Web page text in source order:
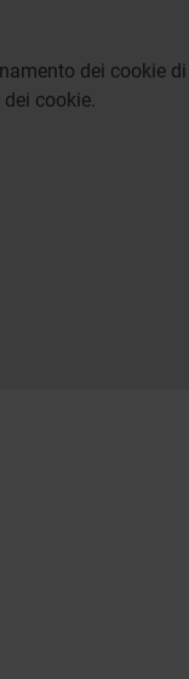
dei cookie
cookie.